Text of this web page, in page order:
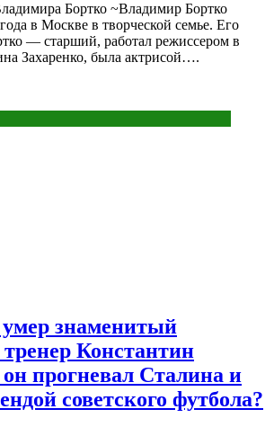
Бортко ~Владимир Бортко
в Москве в творческой семье. Его
— старший, работал режиссером в
Захаренко, была актрисой….
умер знаменитый
Константин
прогневал Сталина и
советского футбола?